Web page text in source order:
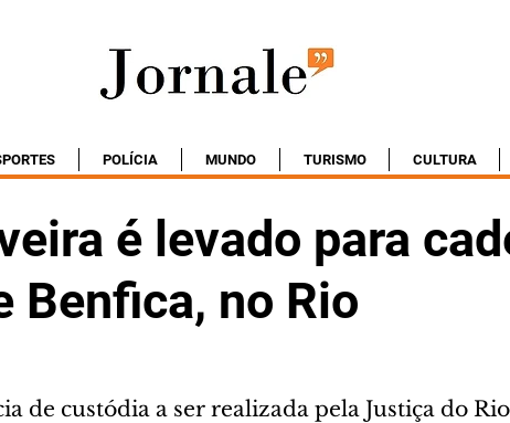
POLÍCIA MUNDO TURISMO CULTURA
é levado para
Benfica, no Rio
de custódia a ser realizada pela Justiça do Rio